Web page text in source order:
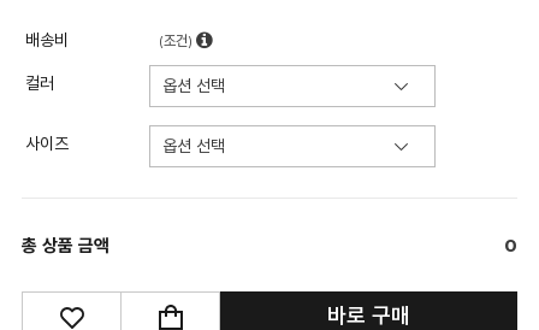
배송비 (조건)
컬러
사이즈
총 상품 금액 0
바로 구매